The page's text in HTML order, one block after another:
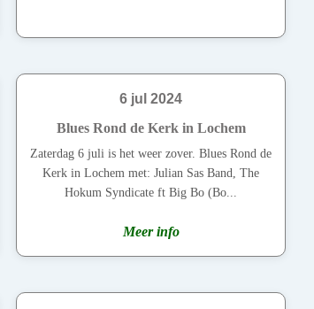
6 jul 2024
Blues Rond de Kerk in Lochem
Zaterdag 6 juli is het weer zover. Blues Rond de
Kerk in Lochem met: Julian Sas Band, The
Hokum Syndicate ft Big Bo (Bo...
Meer info